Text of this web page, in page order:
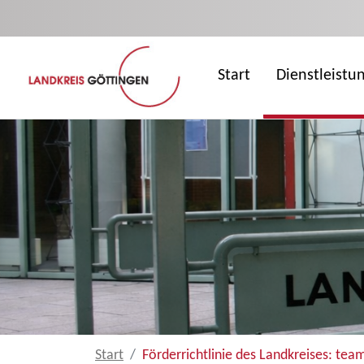
Start
Start Förderrichtlinie des Landkreises: